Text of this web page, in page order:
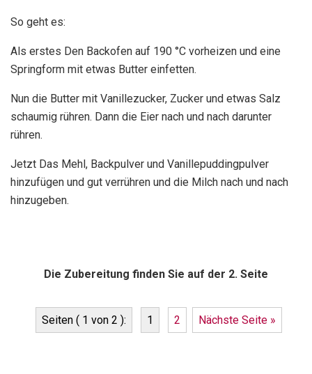
So geht es:
Als erstes Den Backofen auf 190 °C vorheizen und eine
Springform mit etwas Butter einfetten.
Nun die Butter mit Vanillezucker, Zucker und etwas Salz
schaumig rühren. Dann die Eier nach und nach darunter
rühren.
Jetzt Das Mehl, Backpulver und Vanillepuddingpulver
hinzufügen und gut verrühren und die Milch nach und nach
hinzugeben.
Die Zubereitung finden Sie auf der 2. Seite
Seiten ( 1 von 2 ): 1 2 Nächste Seite »